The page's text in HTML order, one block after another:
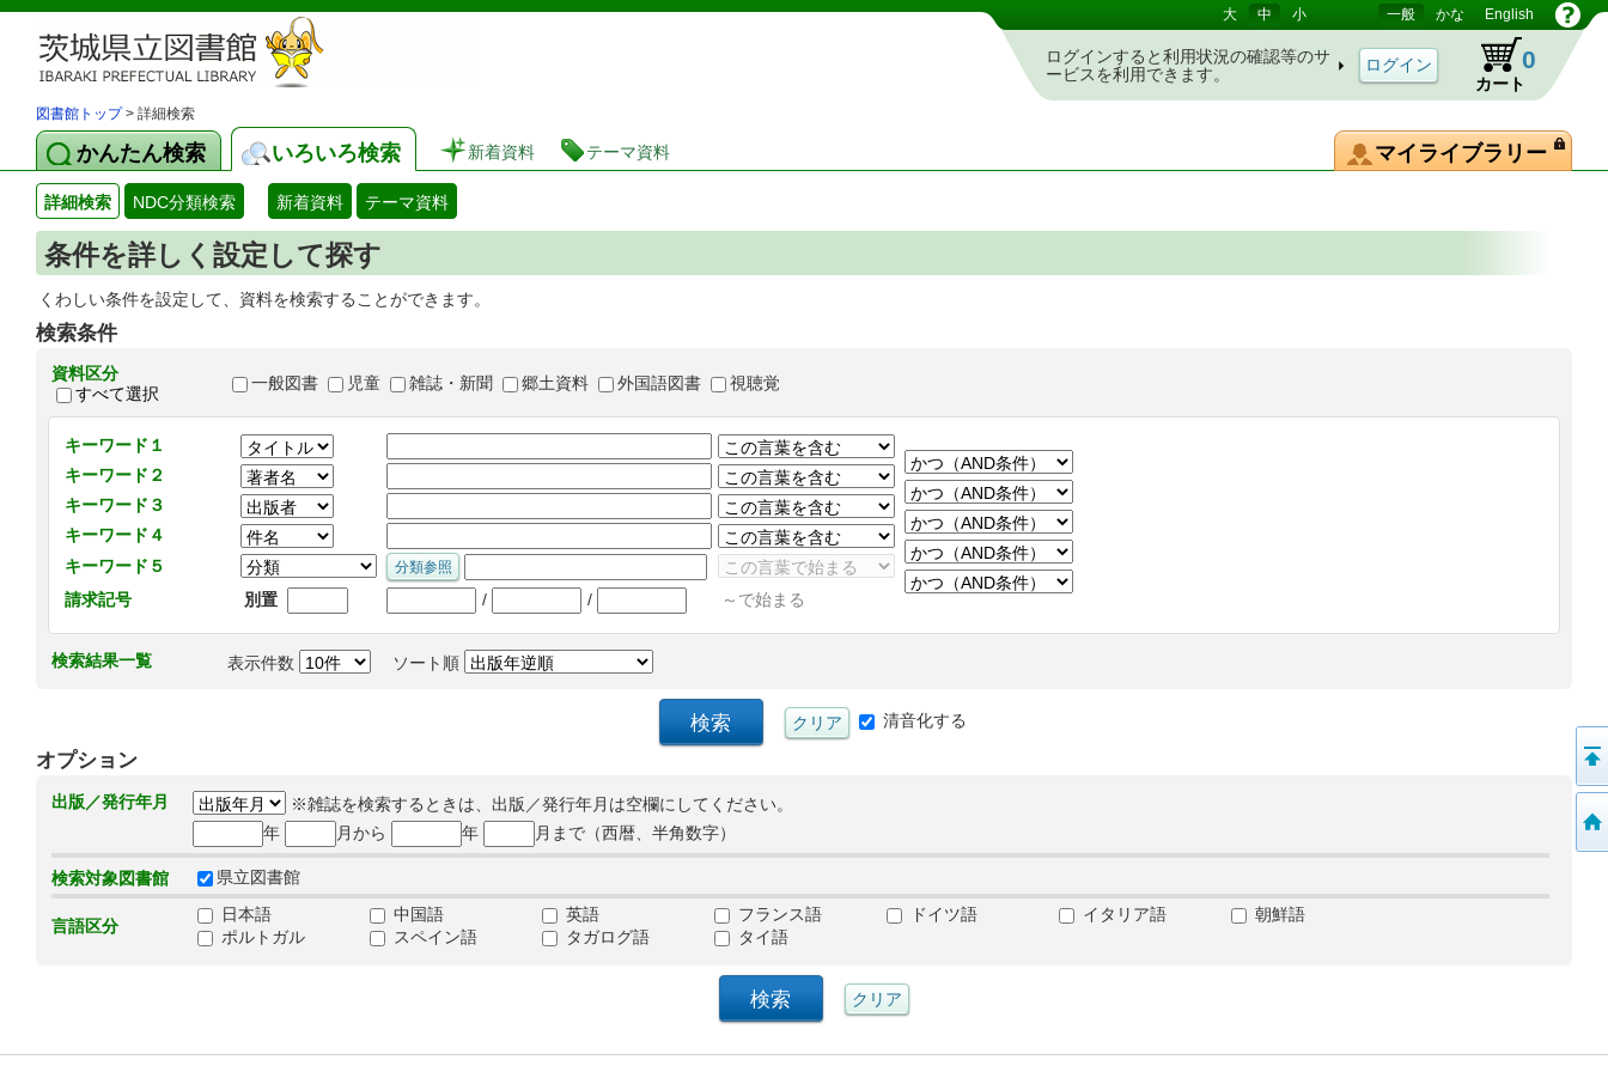
茨城県立図書館 蔵書検索・予約システム 大 中 小 一般 かな English
ログインすると利用状況の確認等のサ
ービスを利用できます。
カート
0
図書館トップ> 詳細検索
かんたん検索 いろいろ検索 新着資料 テーマ資料 マイライブラリー
詳細検索 NDC分類検索 新着資料 テーマ資料
条件を詳しく設定して探す
くわしい条件を設定して、資料を検索することができます。
検索条件
資料区分
すべて選択
一般図書 児童 雑誌・新聞 郷土資料 外国語図書 視聴覚
キーワード１
キーワード２
キーワード３
キーワード４
キーワード５
請求記号
別置 / / ～で始まる
検索結果一覧 表示件数 ソート順
清音化する
オプション
出版／発行年月
※雑誌を検索するときは、出版／発行年月は空欄にしてください。
年
月から 年 月まで（西暦、半角数字）
検索対象図書館 県立図書館
言語区分
日本語 中国語 英語 フランス語 ドイツ語 イタリア語
朝鮮語
ポルトガル
スペイン語 タガログ語 タイ語